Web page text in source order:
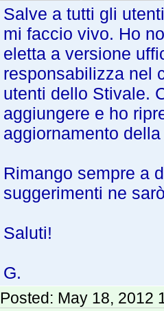
Salve a tutti gli
mi faccio vivo. Ho
eletta a versione
responsabilizza nel
utenti dello Stivale.
aggiungere e ho
aggiornamento
Rimango sempre a
suggerimenti ne
Saluti!
G.
Posted: May 18, 2012